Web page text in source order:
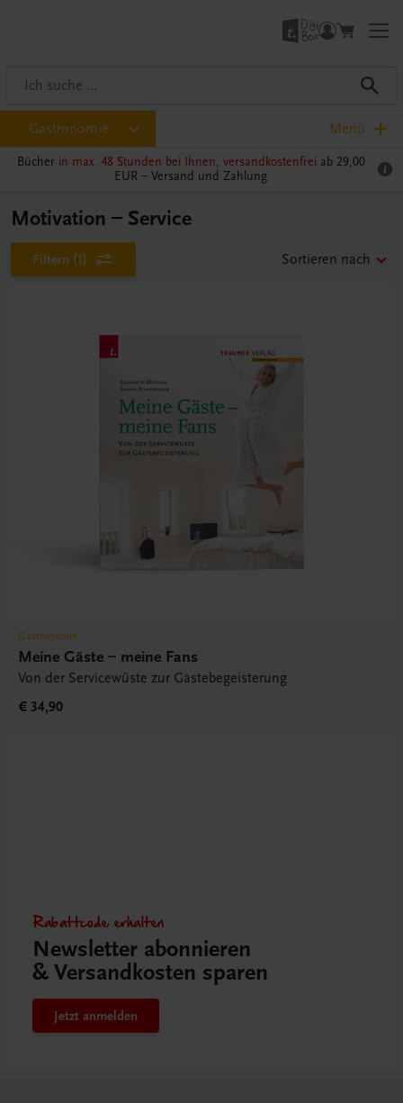
Gastronomie Menü
Bücher in max. 48 Stunden bei Ihnen, versandkostenfrei ab 29,00
EUR – Versand und Zahlung
Motivation – Service
Filtern (1) Sortieren nach
Gastronomie
Meine Gäste – meine Fans
Von der Servicewüste zur Gästebegeisterung
€ 34,90
Rabattcode erhalten
Newsletter abonnieren
& Versandkosten sparen
Jetzt anmelden